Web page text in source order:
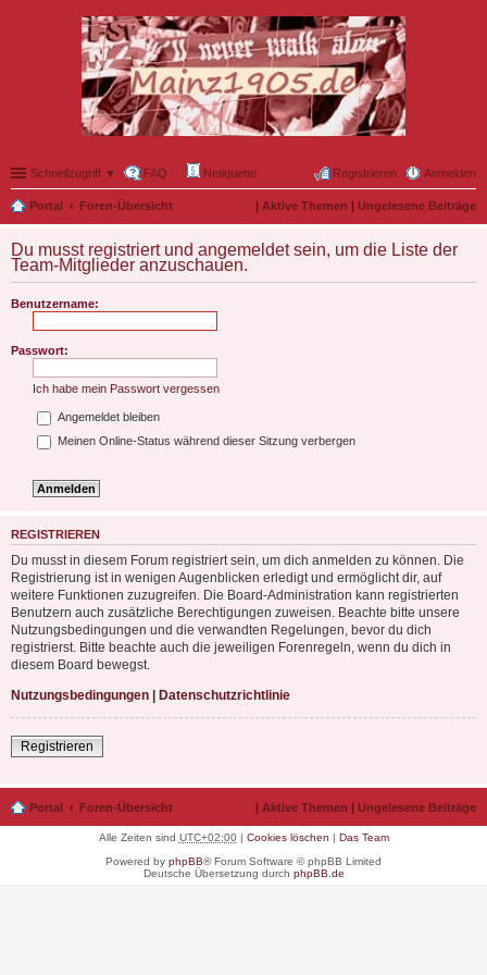
Schnellzugriff ▼ FAQ Netiquette Anmelden
Registrieren
Portal Foren-Übersicht | Aktive Themen | Ungelesene Beiträge
Du musst registriert und angemeldet sein, um die Liste der
Team-Mitglieder anzuschauen.
Benutzername:
Passwort:
Ich habe mein Passwort vergessen
Angemeldet bleiben
Meinen Online-Status während dieser Sitzung verbergen
REGISTRIEREN
Du musst in diesem Forum registriert sein, um dich anmelden zu können. Die
Registrierung ist in wenigen Augenblicken erledigt und ermöglicht dir, auf
weitere Funktionen zuzugreifen. Die Board-Administration kann registrierten
Benutzern auch zusätzliche Berechtigungen zuweisen. Beachte bitte unsere
Nutzungsbedingungen und die verwandten Regelungen, bevor du dich
registrierst. Bitte beachte auch die jeweiligen Forenregeln, wenn du dich in
diesem Board bewegst.
Nutzungsbedingungen | Datenschutzrichtlinie
Registrieren
Portal Foren-Übersicht | Aktive Themen | Ungelesene Beiträge
Alle Zeiten sind UTC+02:00| Cookies löschen | Das Team
Powered by phpBB® Forum Software © phpBB Limited
Deutsche Übersetzung durch phpBB.de